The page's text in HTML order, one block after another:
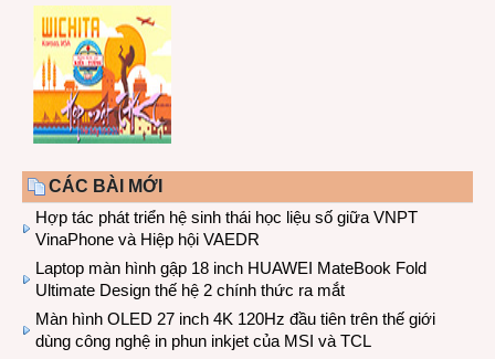
CÁC BÀI MỚI
Hợp tác phát triển hệ sinh thái học liệu số giữa VNPT
VinaPhone và Hiệp hội VAEDR
Laptop màn hình gập 18 inch HUAWEI MateBook Fold
Ultimate Design thế hệ 2 chính thức ra mắt
Màn hình OLED 27 inch 4K 120Hz đầu tiên trên thế giới
dùng công nghệ in phun inkjet của MSI và TCL